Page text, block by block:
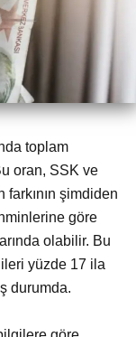
toplam
oran, SSK ve
şimdiden
göre
olabilir. Bu
yüzde 17 ila
durumda.